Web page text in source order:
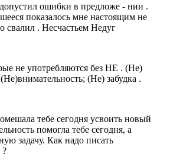
ошибки в предложе - нии .
показалось мне настоящим не
свалил . Несчастьем Недуг
не употребляются без НЕ . (Не)
(Не) забудка .
тебе сегодня усвоить новый
помогла тебе сегодня, а
задачу. Как надо писать
?